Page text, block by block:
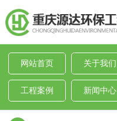
网站首页 关于我们
工程案例 新闻中心